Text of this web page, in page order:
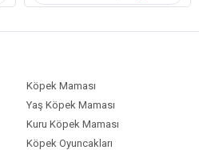
Köpek Maması
Yaş Köpek Maması
Kuru Köpek Maması
Köpek Oyuncakları